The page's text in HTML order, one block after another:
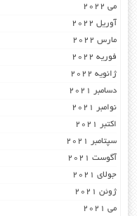
می 2022
آوریل 2022
مارس 2022
فوریه 2022
ژانویه 2022
دسامبر 2021
نوامبر 2021
اکتبر 2021
سپتامبر 2021
آگوست 2021
جولای 2021
ژوئن 2021
می 2021